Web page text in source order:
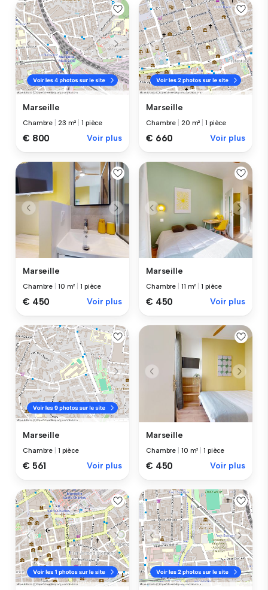
Marseille
Chambre 23 m² |1 pièce
€ 800 Voir plus
Marseille
Chambre 20 m² |1 pièce
€ 660 Voir plus
Marseille
Chambre 10 m² |1 pièce
€ 450 Voir plus
Marseille
Chambre 11 m² |1 pièce
€ 450 Voir plus
Marseille
Chambre 1 pièce
€ 561 Voir plus
Marseille
Chambre 10 m² |1 pièce
€ 450 Voir plus